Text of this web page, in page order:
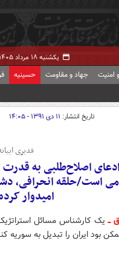
یکشنبه ۱۸ مرداد ۱۴۰۵ -
امنیت جهاد و مقاومت حسینیه
تاریخ انتشار: ۱۱ دی ۱۳۹۱ - ۱۴:۰۵
قدیری
اصلاح‌طلبی به
است/حلقه انحرافی،
امیدوار
ــ
بود ایران را تبدیل به سوریه